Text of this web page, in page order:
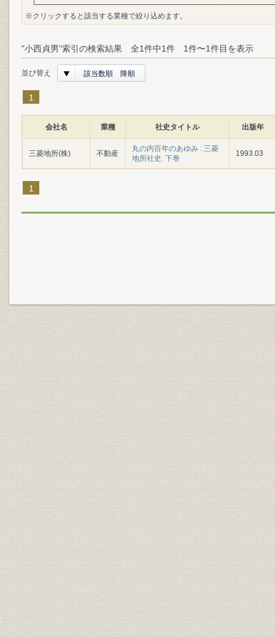
※クリックすると該当する業種で絞り込めます。
"小西貞男"索引の検索結果 全1件中1件 1件〜1件目を表示
並び替え 該当数順 降順
1
会社名 業種 社史タイトル 出版年
三菱地所(株) 不動産
丸の内百年のあゆみ : 三菱
地所社史. 下巻
1993.03
1